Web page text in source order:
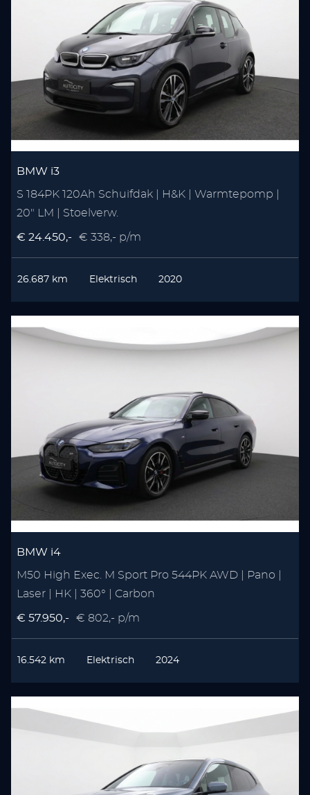
BMW i3
S 184PK 120Ah Schuifdak | H&K | Warmtepomp |
20" LM | Stoelverw.
€ 24.450,- € 338,- p/m
26.687 km Elektrisch 2020
BMW i4
M50 High Exec. M Sport Pro 544PK AWD | Pano |
Laser | HK | 360° | Carbon
€ 57.950,- € 802,- p/m
16.542 km Elektrisch 2024